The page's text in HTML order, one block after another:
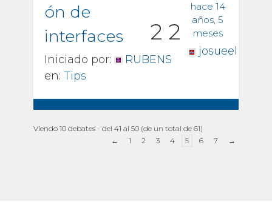
ón de
interfaces
Iniciado por:
RUBENS
en: Tips
2 2
hace 14
años, 5
meses
josueel
Viendo 10 debates - del 41 al 50 (de un total de 61)
←
1 2 3 4 5 6 7 →